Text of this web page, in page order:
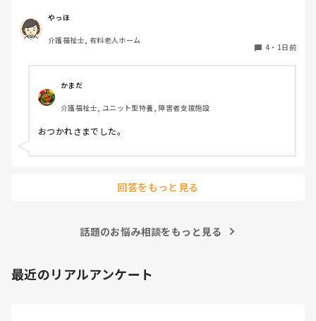
やっほ
介護福祉士, 有料老人ホーム
4 ・ 1日前
かまだ
介護福祉士, ユニット型特養, 障害者支援施設
おつかれさまでした。
回答をもっと見る
話題のお悩み相談をもっと見る
最近のリアルアンケート